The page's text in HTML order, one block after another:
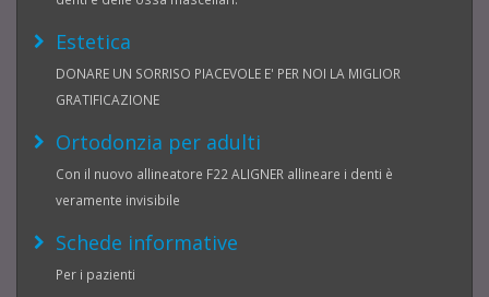
Estetica
DONARE UN SORRISO PIACEVOLE E' PER NOI LA MIGLIOR
GRATIFICAZIONE
Ortodonzia per adulti
Con il nuovo allineatore F22 ALIGNER allineare i denti è
veramente invisibile
Schede informative
Per i pazienti